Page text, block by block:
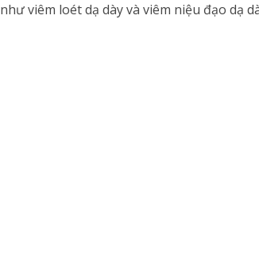
viêm loét dạ dày và viêm niệu đạo dạ